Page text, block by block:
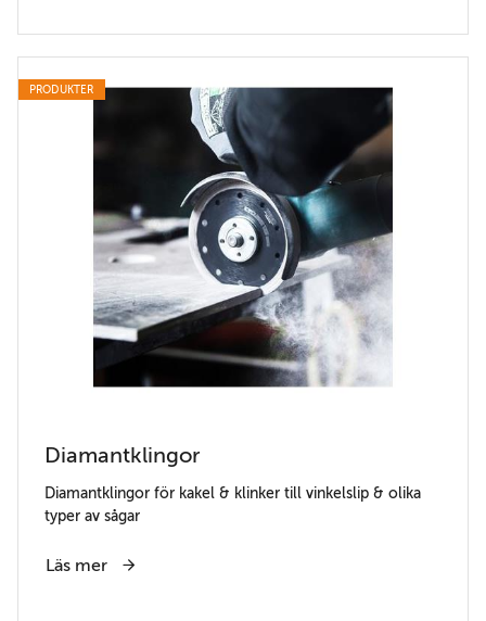
PRODUKTER
Diamantklingor
Diamantklingor för kakel & klinker till vinkelslip & olika
typer av sågar
Läs mer